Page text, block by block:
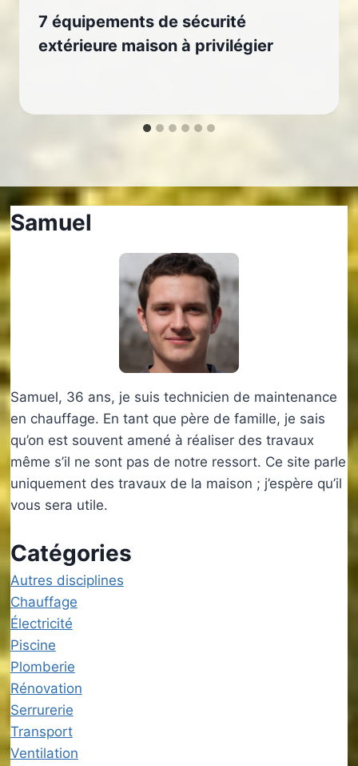
7 équipements de sécurité
extérieure maison à privilégier
Samuel
Samuel, 36 ans, je suis technicien de maintenance
en chauffage. En tant que père de famille, je sais
qu’on est souvent amené à réaliser des travaux
même s’il ne sont pas de notre ressort. Ce site parle
uniquement des travaux de la maison ; j’espère qu’il
vous sera utile.
Catégories
Autres disciplines
Chauffage
Électricité
Piscine
Plomberie
Rénovation
Serrurerie
Transport
Ventilation